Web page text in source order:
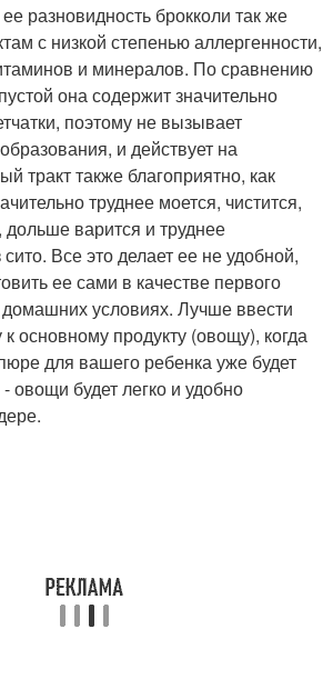
разновидность брокколи так же
с низкой степенью аллергенности,
и минералов. По сравнению
она содержит значительно
поэтому не вызывает
и действует на
тракт также благоприятно, как
труднее моется, чистится,
дольше варится и труднее
Все это делает ее не удобной,
ее сами в качестве первого
условиях. Лучше ввести
к основному продукту (овощу), когда
для вашего ребенка уже будет
овощи будет легко и удобно